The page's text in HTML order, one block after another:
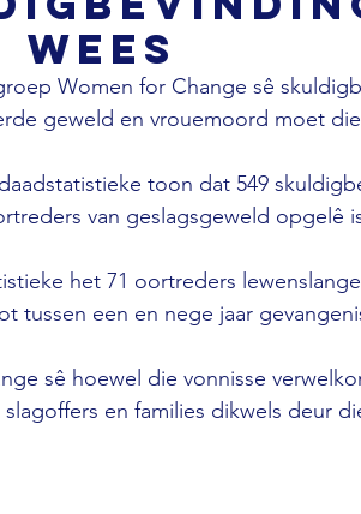
wees
Women for Change sê
geweld en vrouemoord moet
toon dat 549
van geslagsgeweld opgelê
het 71 oortreders
tussen een en nege jaar
sê hoewel die vonnisse
slagoffers en families dikwels deur